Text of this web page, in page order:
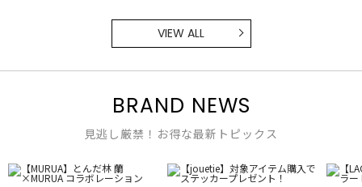
VIEW ALL
BRAND NEWS
見逃し厳禁！お得な最新トピックス